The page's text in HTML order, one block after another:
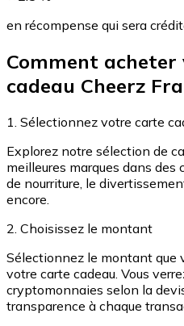
Achetez des cartes-
en récompense qui sera
Comment
cadeau Cheerz
1. Sélectionnez votre carte
Explorez notre sélection de
meilleures marques dans
de nourriture, le
encore.
2. Choisissez le montant
Sélectionnez le montant que
votre carte cadeau. Vous
cryptomonnaies selon la
transparence à chaque